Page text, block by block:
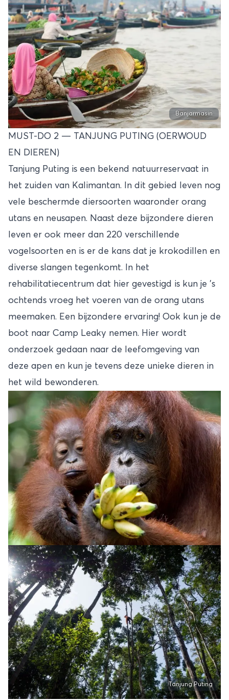
Banjarmasin
MUST-DO 2 — TANJUNG PUTING (OERWOUD
EN DIEREN)
Tanjung Puting is een bekend natuurreservaat in
het zuiden van Kalimantan. In dit gebied leven nog
vele beschermde diersoorten waaronder orang
utans en neusapen. Naast deze bijzondere dieren
leven er ook meer dan 220 verschillende
vogelsoorten en is er de kans dat je krokodillen en
diverse slangen tegenkomt. In het
rehabilitatiecentrum dat hier gevestigd is kun je ’s
ochtends vroeg het voeren van de orang utans
meemaken. Een bijzondere ervaring! Ook kun je de
boot naar Camp Leaky nemen. Hier wordt
onderzoek gedaan naar de leefomgeving van
deze apen en kun je tevens deze unieke dieren in
het wild bewonderen.
Tanjung Puting